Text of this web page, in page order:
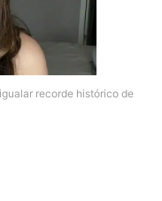
recorde histórico de